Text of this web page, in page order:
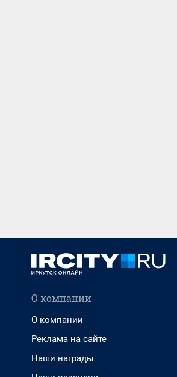
О компании
О компании
Реклама на сайте
Наши награды